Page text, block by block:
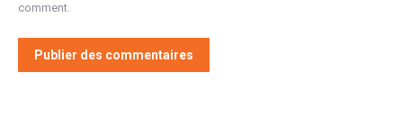
comment.
Publier des commentaires